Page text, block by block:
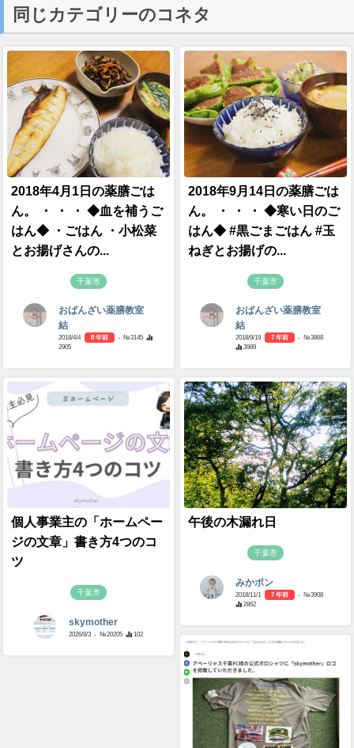
同じカテゴリーのコネタ
2018年4月1日の薬膳ごは
ん。 ・ ・ ・ ◆血を補うご
はん◆ ・ごはん ・小松菜
とお揚げさんの...
千葉市
おばんざい薬膳教室
結
2018/4/4 8 年前
- №3145
2905
2018年9月14日の薬膳ごは
ん。 ・ ・ ・ ◆寒い日のご
はん◆ #黒ごまごはん #玉
ねぎとお揚げの...
千葉市
おばんざい薬膳教室
結
2018/9/19 7 年前
- №3868
3989
個人事業主の「ホームペー
ジの文章」書き方4つのコ
ツ
千葉市
skymother
2026/8/3 - №20205 102
午後の木漏れ日
千葉市
みかポン
2018/11/1 7 年前
- №3908
2862